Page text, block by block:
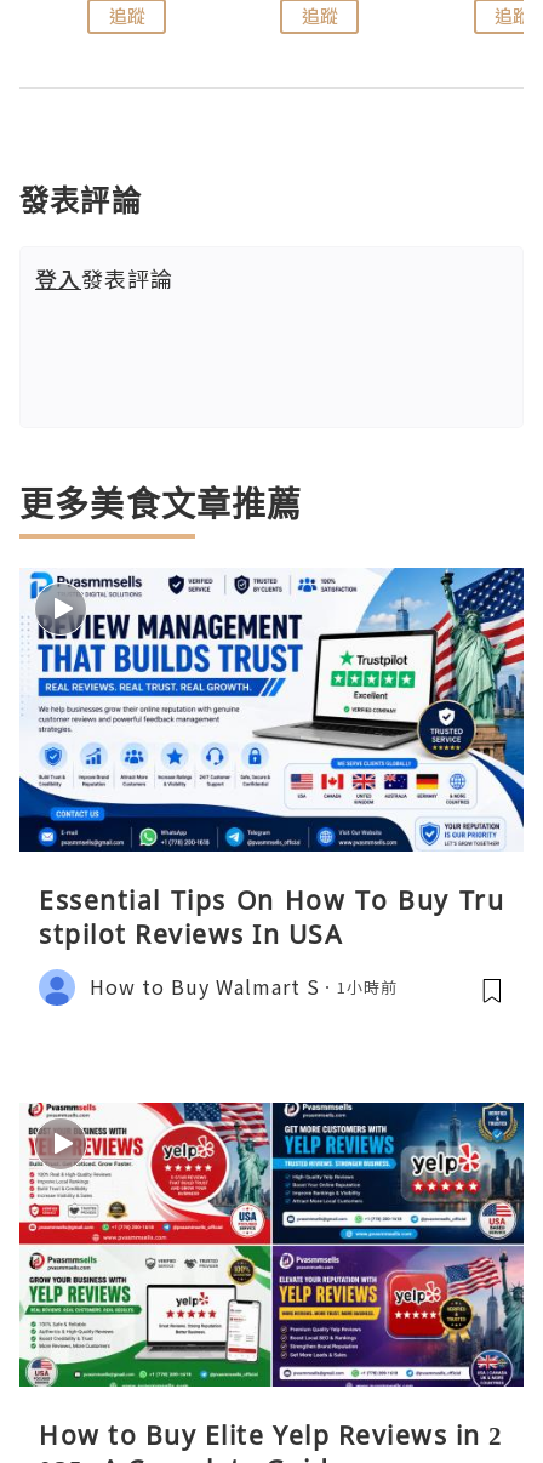
追蹤 追蹤 追蹤
發表評論
登入發表評論
更多美食文章推薦
Essential Tips On How To Buy Tru
stpilot Reviews In USA
How to Buy Walmart S 1小時前
How to Buy Elite Yelp Reviews in 2